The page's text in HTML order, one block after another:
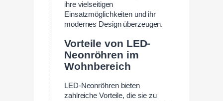
ihre vielseitigen
Einsatzmöglichkeiten und ihr
modernes Design überzeugen.
Vorteile von LED-
Neonröhren im
Wohnbereich
LED-Neonröhren bieten
zahlreiche Vorteile, die sie zu